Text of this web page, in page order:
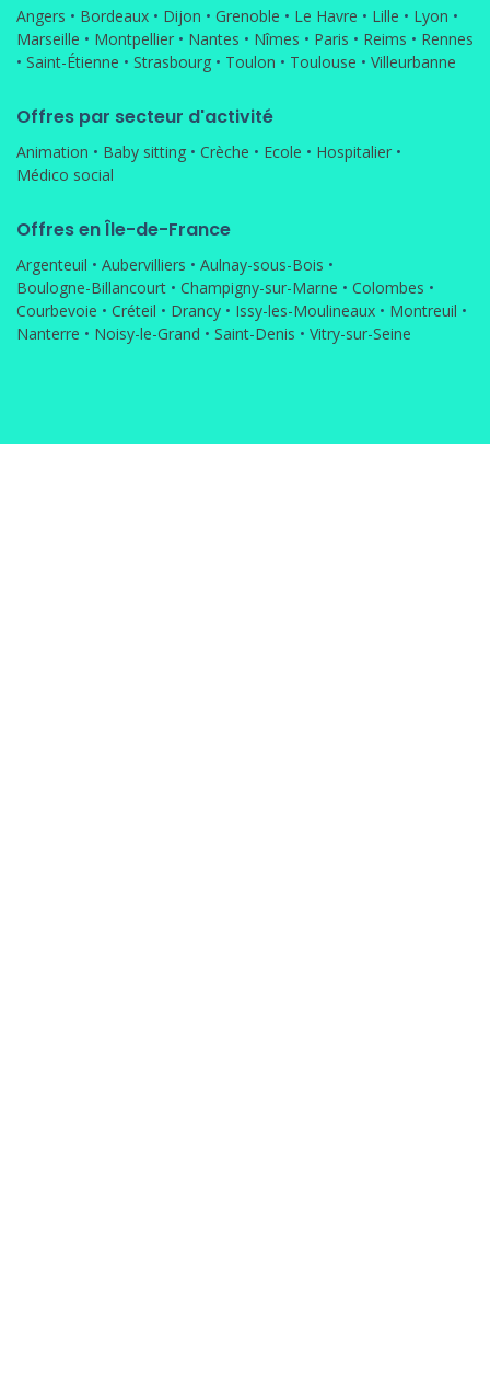
Angers • Bordeaux • Dijon • Grenoble • Le Havre • Lille • Lyon •
Marseille • Montpellier • Nantes • Nîmes • Paris • Reims • Rennes
• Saint-Étienne • Strasbourg • Toulon • Toulouse • Villeurbanne
Offres par secteur d'activité
Animation • Baby sitting • Crèche • Ecole • Hospitalier •
Médico social
Offres en Île-de-France
Argenteuil • Aubervilliers • Aulnay-sous-Bois •
Boulogne-Billancourt • Champigny-sur-Marne • Colombes •
Courbevoie • Créteil • Drancy • Issy-les-Moulineaux • Montreuil •
Nanterre • Noisy-le-Grand • Saint-Denis • Vitry-sur-Seine